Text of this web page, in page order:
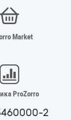
Market
ProZorro
2